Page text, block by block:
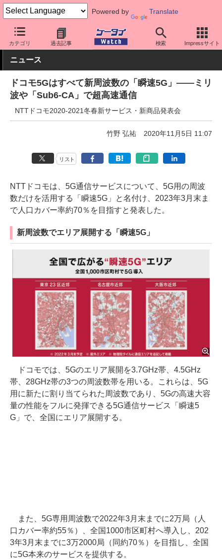
Powered by Translate
カテゴリ 過去記事 検索 Impressサイト
ケータイ Watch キャリア ドコモ
ニュース
ドコモ5Gはすべて新周波数の「瞬速5G」――ミリ
波や「Sub6-CA」で超高速通信
NTTドコモ2020-2021冬春新サービス・新商品発表会
竹野 弘祐 2020年11月5日 11:07
リスト
NTTドコモは、5G通信サービスについて、5G用の周波
数だけを活用する「瞬速5G」と名付け、2023年3月末ま
で人口カバー率約70％を目指すと発表した。
新周波数でエリア展開する「瞬速5G」
ドコモでは、5Gのエリア展開を3.7GHz帯、4.5GHz
帯、28GHz帯の3つの周波数帯を用いる。これらは、5G
用に新たに割り当てられた周波数であり、5Gの高速大容
量の性能をフルに発揮できる5G通信サービス「瞬速5
G」で、全国にエリア展開する。
また、5G専用周波数で2022年3月末までに2万局（人
口カバー率約55％）、全国1000市区町村へ導入し、202
3年3月末までに3万2000局（同約70％）を目指し、全国
に5G本来のサービスを提供する。